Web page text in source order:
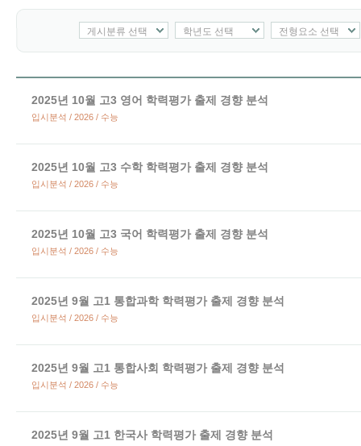
게시분류 선택 학년도 선택 전형요소 선택
2025년 10월 고3 영어 학력평가 출제 경향 분석
입시분석 / 2026 / 수능
2025년 10월 고3 수학 학력평가 출제 경향 분석
입시분석 / 2026 / 수능
2025년 10월 고3 국어 학력평가 출제 경향 분석
입시분석 / 2026 / 수능
2025년 9월 고1 통합과학 학력평가 출제 경향 분석
입시분석 / 2026 / 수능
2025년 9월 고1 통합사회 학력평가 출제 경향 분석
입시분석 / 2026 / 수능
2025년 9월 고1 한국사 학력평가 출제 경향 분석